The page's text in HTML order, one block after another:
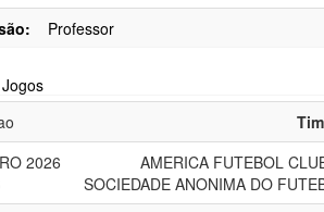
Professor
2026
AMERICA FUTEBOL
SOCIEDADE ANONIMA DO